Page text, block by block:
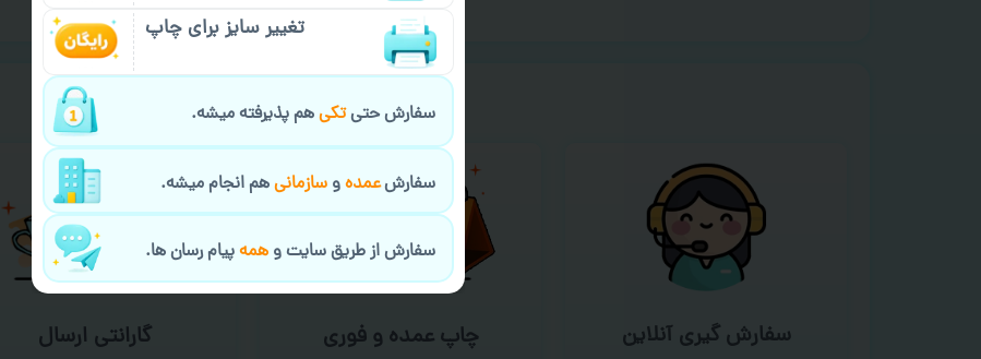
خیالت راحت از سفارش گیری
سفارش گیری آنلاین چاپ عمده و فوری گارانتی ارسال
تغییر سایز برای چاپ
سفارش حتیتکیهم پذیرفته میشه.
سفارشعمدهوسازمانیهم انجام میشه.
سفارش از طریق سایت وهمهپیام رسان ها.